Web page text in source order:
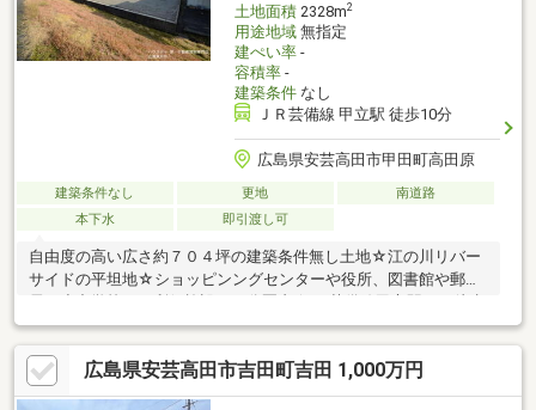
土地面積2328m2
用途地域無指定
建ぺい率-
容積率-
建築条件なし
ＪＲ芸備線 甲立駅 徒歩10分
広島県安芸高田市甲田町高田原
建築条件なし 更地
南道路
本下水
即引渡し可
自由度の高い広さ約７０４坪の建築条件無し土地☆江の川リバー
サイドの平坦地☆ショッピンングセンターや役所、図書館や郵便
10分☆
広島県安芸高田市吉田町吉田 1,000万円